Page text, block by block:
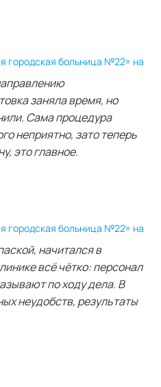
городская больница №22» на
заняла время, но
Сама процедура
неприятно, зато теперь
это главное.
городская больница №22» на
начитался в
всё чётко: персонал
по ходу дела. В
неудобств, результаты